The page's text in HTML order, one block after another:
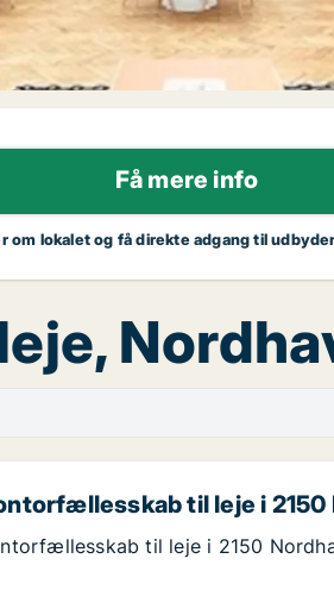
Få mere info
om lokalet og få direkte adgang til
til leje i 2150
til leje i 2150